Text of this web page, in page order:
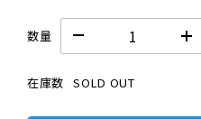
数量
在庫数 SOLD OUT